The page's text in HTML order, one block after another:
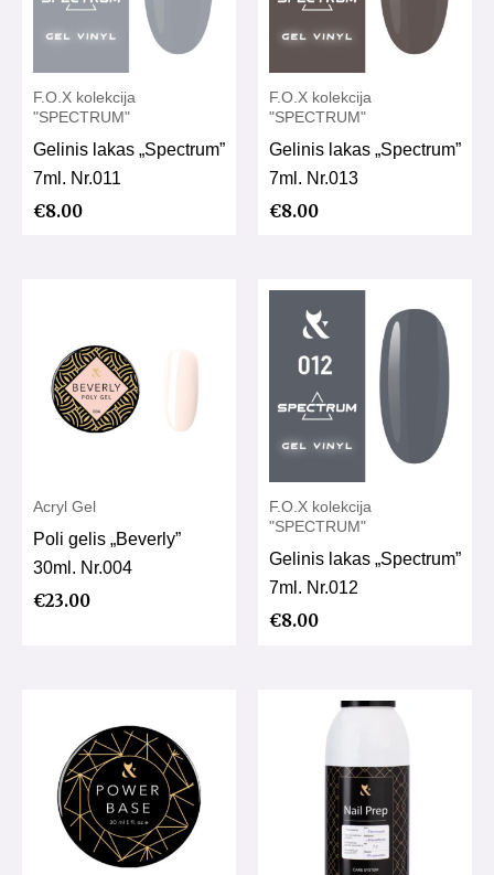
F.O.X kolekcija
"SPECTRUM"
Gelinis lakas „Spectrum”
7ml. Nr.011
€8.00
F.O.X kolekcija
"SPECTRUM"
Gelinis lakas „Spectrum”
7ml. Nr.013
€8.00
Acryl Gel
Poli gelis „Beverly”
30ml. Nr.004
€23.00
F.O.X kolekcija
"SPECTRUM"
Gelinis lakas „Spectrum”
7ml. Nr.012
€8.00